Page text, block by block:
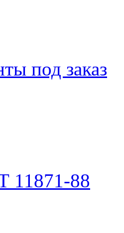
под заказ
11871-88